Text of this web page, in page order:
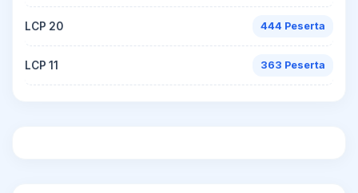
LCP 20 444 Peserta
LCP 11 363 Peserta